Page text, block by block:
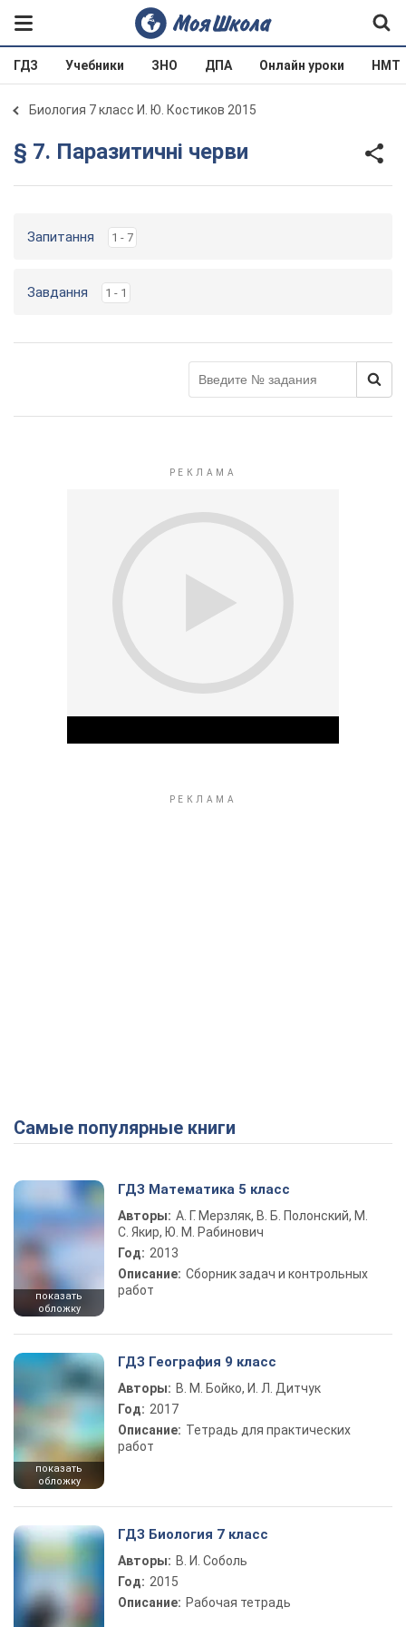
ГДЗ Учебники ЗНО ДПА Онлайн уроки НМТ
Биология 7 класс И. Ю. Костиков 2015
§ 7. Паразитичні черви
Запитання 1 - 7
Завдання 1 - 1
Самые популярные книги
показать
обложку
ГДЗ Математика 5 класс
Авторы: А. Г. Мерзляк, В. Б. Полонский, М.
С. Якир, Ю. М. Рабинович
Год: 2013
Описание: Сборник задач и контрольных
работ
показать
обложку
ГДЗ География 9 класс
Авторы: В. М. Бойко, И. Л. Дитчук
Год: 2017
Описание: Тетрадь для практических
работ
ГДЗ Биология 7 класс
Авторы: В. И. Соболь
Год: 2015
Описание: Рабочая тетрадь